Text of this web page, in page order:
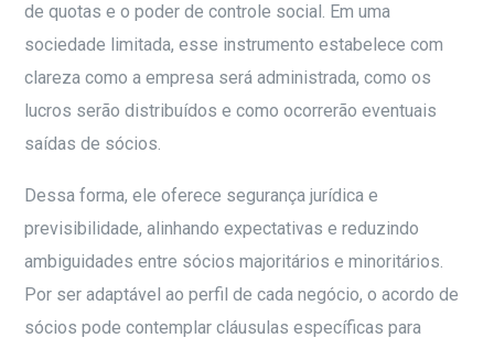
de quotas e o poder de controle social. Em uma
sociedade limitada, esse instrumento estabelece com
clareza como a empresa será administrada, como os
lucros serão distribuídos e como ocorrerão eventuais
saídas de sócios.
Dessa forma, ele oferece segurança jurídica e
previsibilidade, alinhando expectativas e reduzindo
ambiguidades entre sócios majoritários e minoritários.
Por ser adaptável ao perfil de cada negócio, o acordo de
sócios pode contemplar cláusulas específicas para